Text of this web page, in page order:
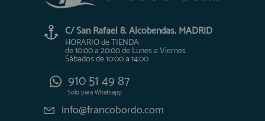
C/ San Rafael 8. Alcobendas. MADRID
HORARIO de TIENDA:
de 10:00 a 20:00 de Lunes a Viernes
Sábados de 10:00 a 14:00
910 51 49 87
Solo paraWhatsapp
info@francobordo.com